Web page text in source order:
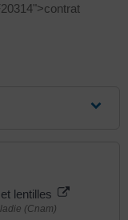
lentilles
(Cnam)